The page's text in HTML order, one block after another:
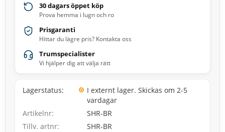
30 dagars öppet köp
Prova hemma i lugn och ro
Prisgaranti
Hittar du lägre pris? Kontakta oss
Trumspecialister
Vi hjälper dig att välja rätt
Lagerstatus
I externt lager. Skickas om 2-5
vardagar
Artikelnr
SHR-BR
Tillv. artnr
SHR-BR